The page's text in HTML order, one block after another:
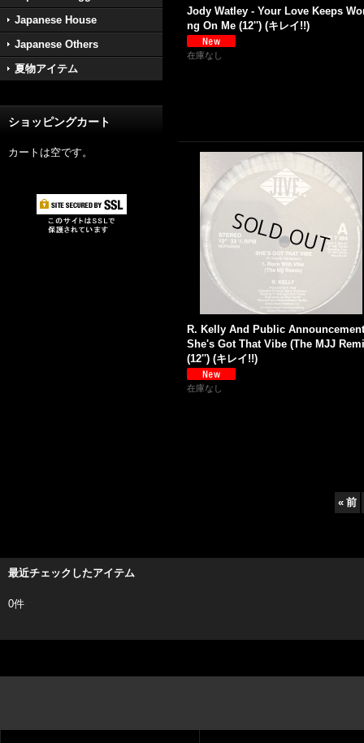
Japanese House
Japanese Others
夏物アイテム
ショッピングカート
カートは空です。
Jody Watley - Your Love Keeps
ng On Me (12'') (キレイ!!)
在庫なし
R. Kelly And Public
She's Got That Vibe (The MJJ
(12'') (キレイ!!)
在庫なし
« 前
最近チェックしたアイテム
0件